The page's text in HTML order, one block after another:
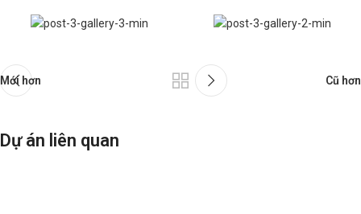
Mới hơn Cũ hơn
Dự án liên quan